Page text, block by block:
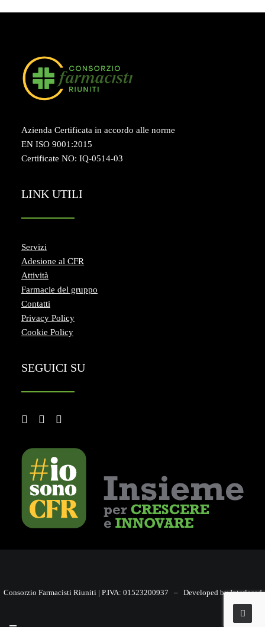
Azienda Certificata in accordo alle norme
EN ISO 9001:2015
Certificate NO: IQ-0514-03
LINK UTILI
Servizi
Adesione al CFR
Attività
Farmacie del gruppo
Contatti
Privacy Policy
Cookie Policy
SEGUICI SU
Consorzio Farmacisti Riuniti | P.IVA: 01523200937 – Developed by Interlaced